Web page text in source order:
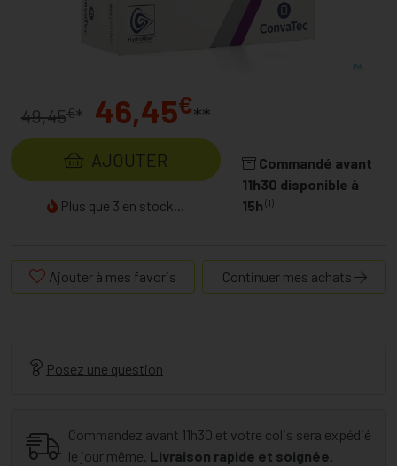
49,45€* 46,45€**
AJOUTER
Plus que 3 en stock...
Commandé avant
11h30 disponible à
15h (1)
Ajouter à mes favoris Continuer mes achats
Posez une question
Commandez avant 11h30 et votre colis sera expédié
le jour même. Livraison rapide et soignée.